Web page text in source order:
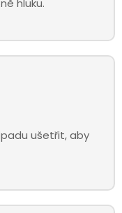
hluku.
ušetřit, aby